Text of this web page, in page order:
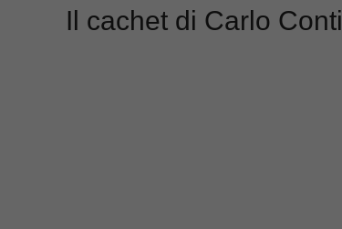
Il cachet di Carlo Conti